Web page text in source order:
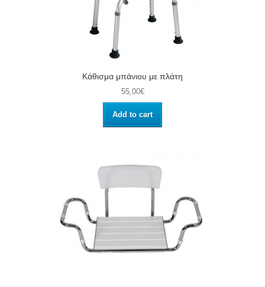
Κάθισμα μπάνιου με πλάτη
55,00€
Add to cart